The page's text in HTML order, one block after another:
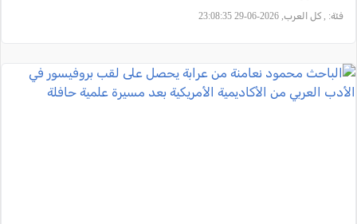
فئة: , كل العرب, 2026-06-29 23:08:35